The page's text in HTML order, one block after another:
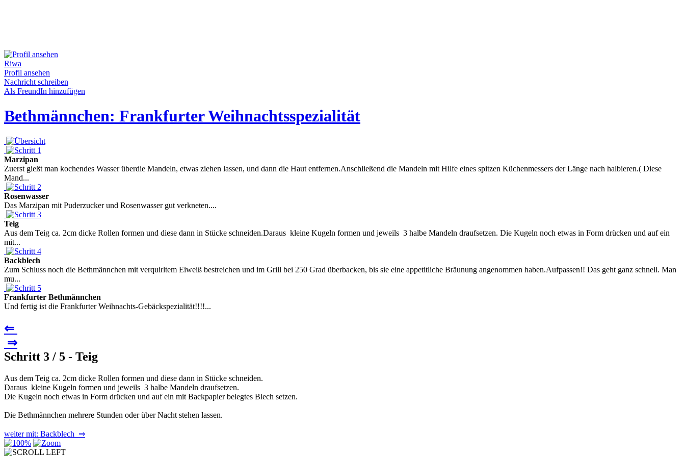
Riwa
Profil ansehen
Nachricht schreiben
Als FreundIn hinzufügen
Bethmännchen: Frankfurter Weihnachtsspezialität
Marzipan
Zuerst gießt man kochendes Wasser überdie Mandeln, etwas ziehen lassen, und dann die Haut entfernen.Anschließend die Mandeln mit Hilfe eines spitzen Küchenmessers der Länge nach halbieren.( Diese
Mand...
Rosenwasser
Das Marzipan mit Puderzucker und Rosenwasser gut verkneten....
Teig
Aus dem Teig ca. 2cm dicke Rollen formen und diese dann in Stücke schneiden.Daraus kleine Kugeln formen und jeweils 3 halbe Mandeln draufsetzen. Die Kugeln noch etwas in Form drücken und auf ein
mit...
Backblech
Zum Schluss noch die Bethmännchen mit verquirltem Eiweiß bestreichen und im Grill bei 250 Grad überbacken, bis sie eine appetitliche Bräunung angenommen haben.Aufpassen!! Das geht ganz schnell. Man
mu...
Frankfurter Bethmännchen
Und fertig ist die Frankfurter Weihnachts-Gebäckspezialität!!!!...
⇐
⇒
Schritt 3 / 5 - Teig
Aus dem Teig ca. 2cm dicke Rollen formen und diese dann in Stücke schneiden.
Daraus kleine Kugeln formen und jeweils 3 halbe Mandeln draufsetzen.
Die Kugeln noch etwas in Form drücken und auf ein mit Backpapier belegtes Blech setzen.
Die Bethmännchen mehrere Stunden oder über Nacht stehen lassen.
weiter mit: Backblech ⇒